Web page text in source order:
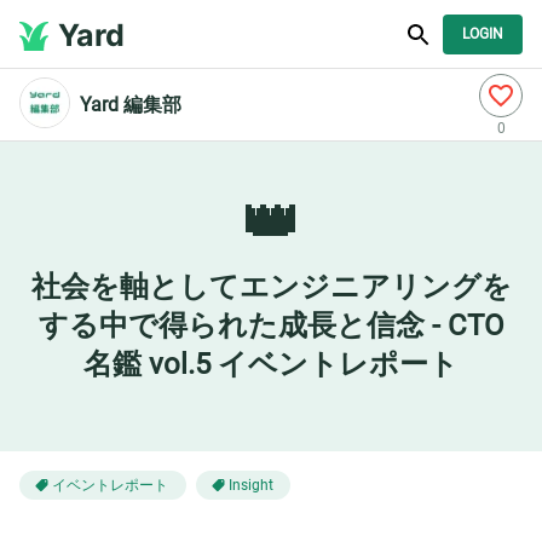
Yard LOGIN
Yard 編集部
0
👑
社会を軸としてエンジニアリングを
する中で得られた成長と信念 - CTO
名鑑 vol.5 イベントレポート
イベントレポート Insight